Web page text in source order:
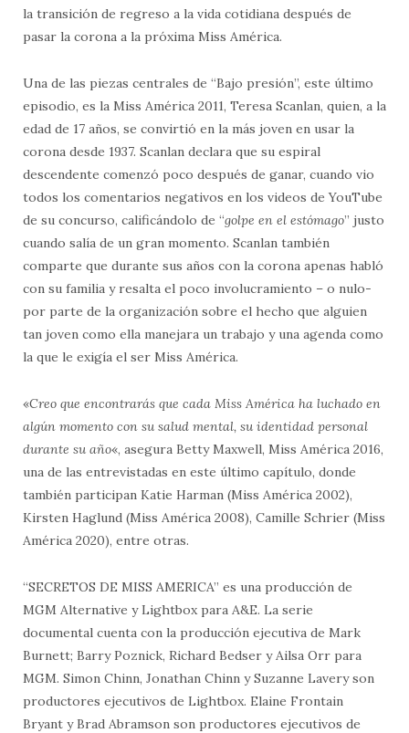
la transición de regreso a la vida cotidiana después de
pasar la corona a la próxima Miss América.
Una de las piezas centrales de “Bajo presión”, este último
episodio, es la Miss América 2011, Teresa Scanlan, quien, a la
edad de 17 años, se convirtió en la más joven en usar la
corona desde 1937. Scanlan declara que su espiral
descendente comenzó poco después de ganar, cuando vio
todos los comentarios negativos en los videos de YouTube
de su concurso, calificándolo de “golpe en el estómago” justo
cuando salía de un gran momento. Scanlan también
comparte que durante sus años con la corona apenas habló
con su familia y resalta el poco involucramiento – o nulo-
por parte de la organización sobre el hecho que alguien
tan joven como ella manejara un trabajo y una agenda como
la que le exigía el ser Miss América.
«Creo que encontrarás que cada Miss América ha luchado en
algún momento con su salud mental, su identidad personal
durante su año«, asegura Betty Maxwell, Miss América 2016,
una de las entrevistadas en este último capítulo, donde
también participan Katie Harman (Miss América 2002),
Kirsten Haglund (Miss América 2008), Camille Schrier (Miss
América 2020), entre otras.
“SECRETOS DE MISS AMERICA” es una producción de
MGM Alternative y Lightbox para A&E. La serie
documental cuenta con la producción ejecutiva de Mark
Burnett; Barry Poznick, Richard Bedser y Ailsa Orr para
MGM. Simon Chinn, Jonathan Chinn y Suzanne Lavery son
productores ejecutivos de Lightbox. Elaine Frontain
Bryant y Brad Abramson son productores ejecutivos de